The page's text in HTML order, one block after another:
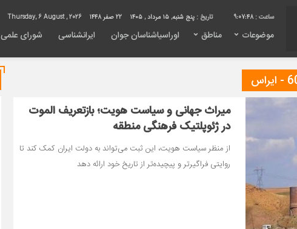
9:07:49 تاریخ : پنج شنبه, ۱۵ مرداد , ۱۴۰۵ 22 صفر 1448
موضوعات مناطق اوراسیاشناسان جوان ایرانشناسی شورای علمی
میراث جهانی و سیاست هویت؛ بازتعریف الموت
در ژئوپلتیک فرهنگی منطقه
از منظر سیاست هویت، این ثبت‌ می‌تواند به دولت ایران کمک کند تا
روایتی فراگیرتر و پیچیده‌تر از تاریخ خود ارائه دهد